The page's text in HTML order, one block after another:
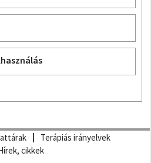
Terápiás irányelvek
cikkek